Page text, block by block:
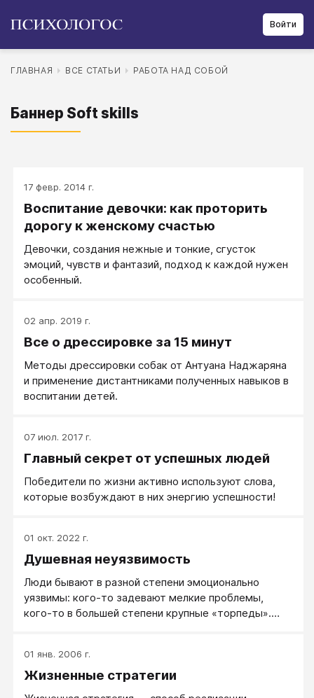
Войти
ГЛАВНАЯ ВСЕ СТАТЬИ РАБОТА НАД СОБОЙ
Баннер Soft skills
17 февр. 2014 г.
Воспитание девочки: как проторить
дорогу к женскому счастью
Девочки, создания нежные и тонкие, сгусток
эмоций, чувств и фантазий, подход к каждой нужен
особенный.
02 апр. 2019 г.
Все о дрессировке за 15 минут
Методы дрессировки собак от Антуана Наджаряна
и применение дистантниками полученных навыков в
воспитании детей.
07 июл. 2017 г.
Главный секрет от успешных людей
Победители по жизни активно используют слова,
которые возбуждают в них энергию успешности!
01 окт. 2022 г.
Душевная неуязвимость
Люди бывают в разной степени эмоционально
уязвимы: кого-то задевают мелкие проблемы,
кого-то в большей степени крупные «торпеды».
событий: Да что там война, у меня паровозик
сломался!
01 янв. 2006 г.
Жизненные стратегии